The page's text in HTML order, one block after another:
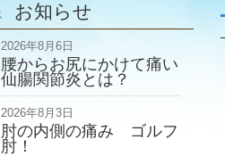
お知らせ
2026年8月6日
腰からお尻にかけて痛い
仙腸関節炎とは？
2026年8月3日
肘の内側の痛み ゴルフ
肘！